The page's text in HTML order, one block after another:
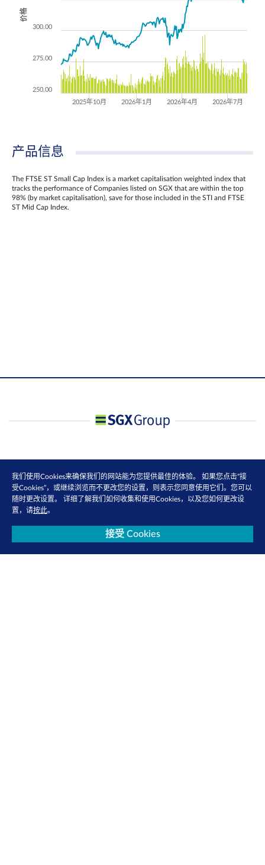
价格
2026年1月 2026年7月
2025年10月 2026年4月
250.00
275.00
300.00
产品信息
The FTSE ST Small Cap Index is a market capitalisation weighted index that
tracks the performance of Companies listed on SGX that are within the top
98% (by market capitalisation), save for those included in the STI and FTSE
ST Mid Cap Index.
我们使用Cookies来确保我们的网站能为您提供最佳的体验。 如果您点击“接
受Cookies”，或继续浏览而不更改您的设置，则表示您同意使用它们。您可以
随时更改设置。 详细了解我们如何收集和使用Cookies，以及您如何更改设
置，请按此。
接受 Cookies